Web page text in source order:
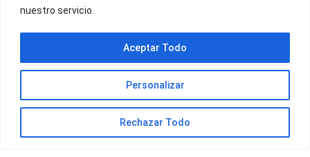
nuestro servicio.
Personalizar
Rechazar Todo
Aceptar Todo
OFERTAS JAZZTEL